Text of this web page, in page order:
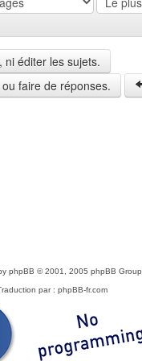
éditer les sujets.
faire de réponses.
phpBB © 2001, 2005 phpBB Group
par : phpBB-fr.com